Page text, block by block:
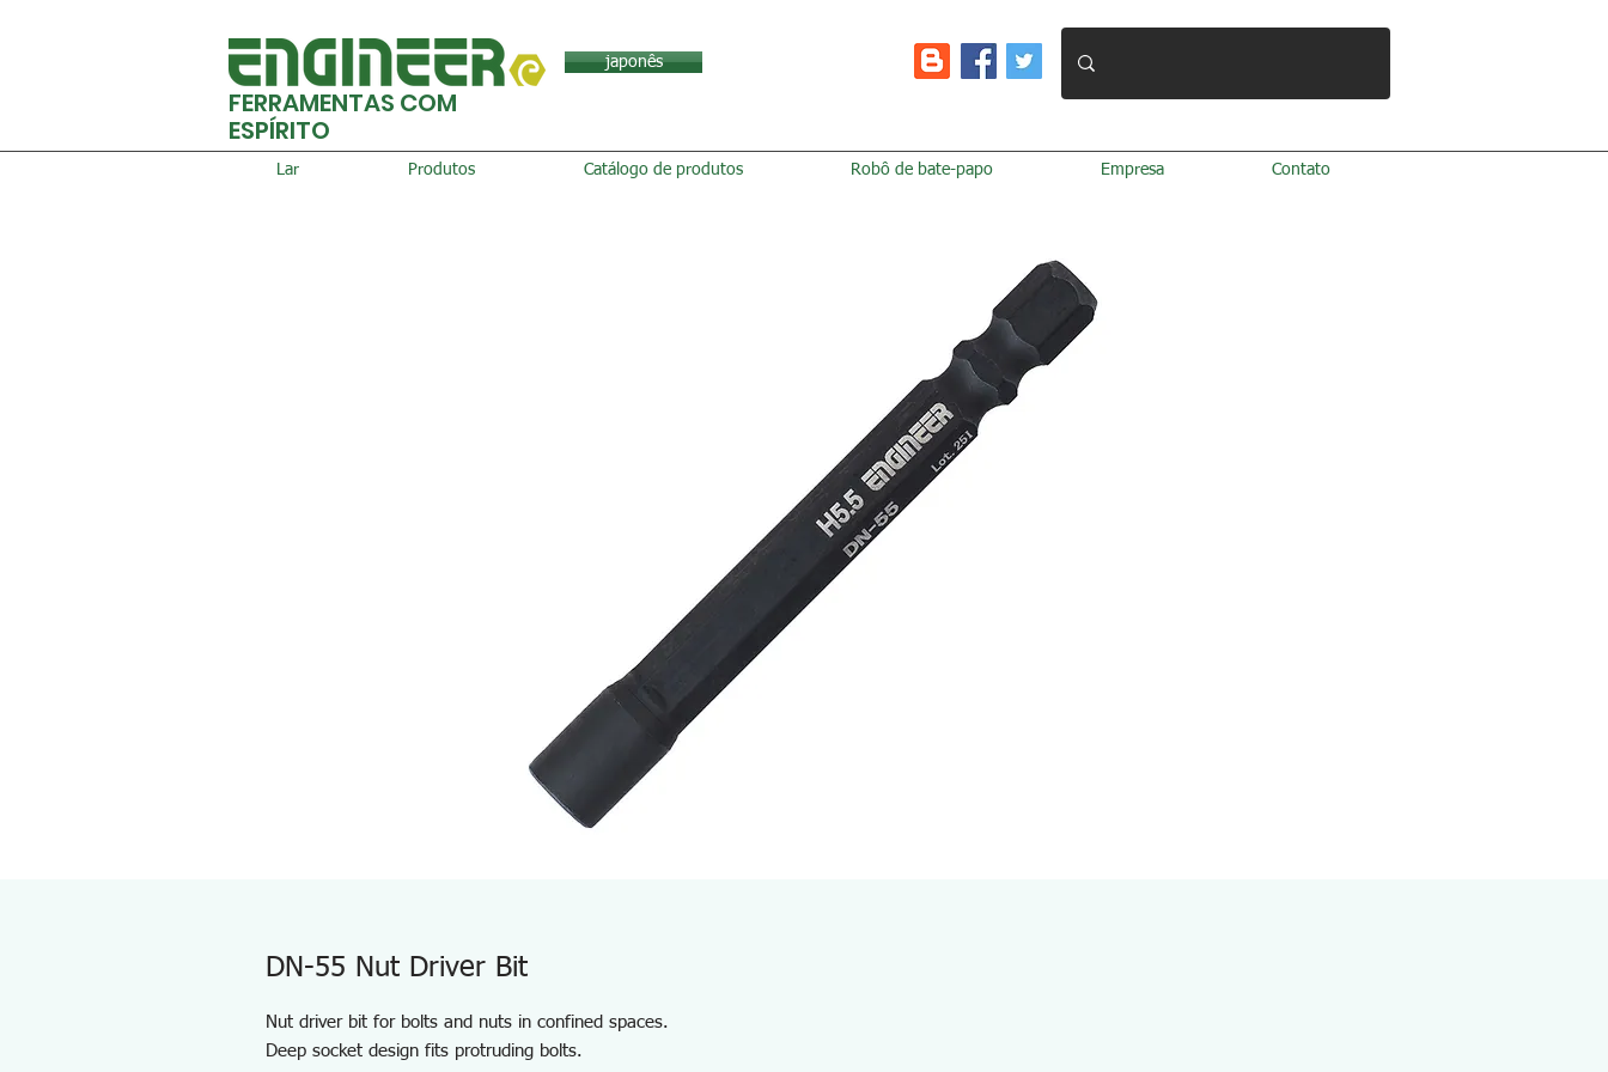
japonês
FERRAMENTAS COM
ESPÍRITO
Lar Produtos Catálogo de produtos Robô de bate-papo Empresa Contato
DN-55 Nut Driver Bit
Nut driver bit for bolts and nuts in confined spaces.
Deep socket design fits protruding bolts.